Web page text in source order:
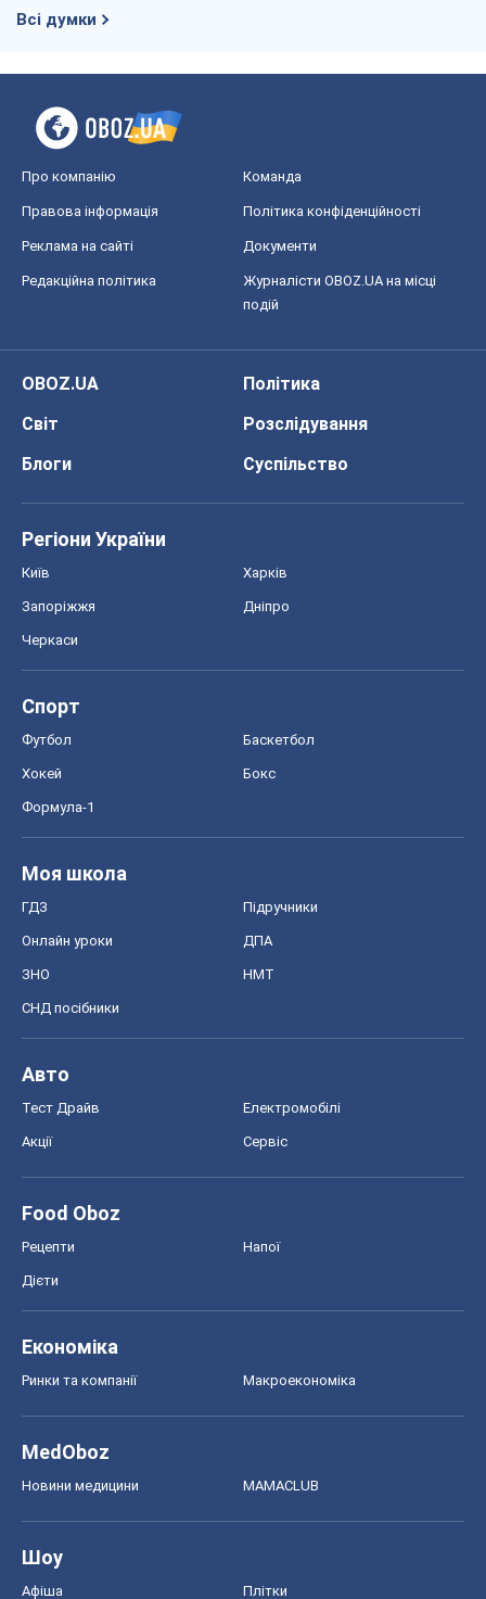
Всі думки
Про компанію Команда
Правова інформація Політика конфіденційності
Реклама на сайті Документи
Редакційна політика
Журналісти OBOZ.UA на місці
подій
OBOZ.UA
Політика
Світ
Розслідування
Блоги
Суспільство
Регіони України
Київ Харків
Запоріжжя Дніпро
Черкаси
Спорт
Футбол Баскетбол
Хокей Бокс
Формула-1
Моя школа
ГДЗ Підручники
Онлайн уроки ДПА
ЗНО НМТ
СНД посібники
Авто
Тест Драйв Електромобілі
Акції Сервіс
Food Oboz
Рецепти Напої
Дієти
Економіка
Ринки та компанії Макроекономіка
MedOboz
Новини медицини MAMACLUB
Шоу
Афіша Плітки